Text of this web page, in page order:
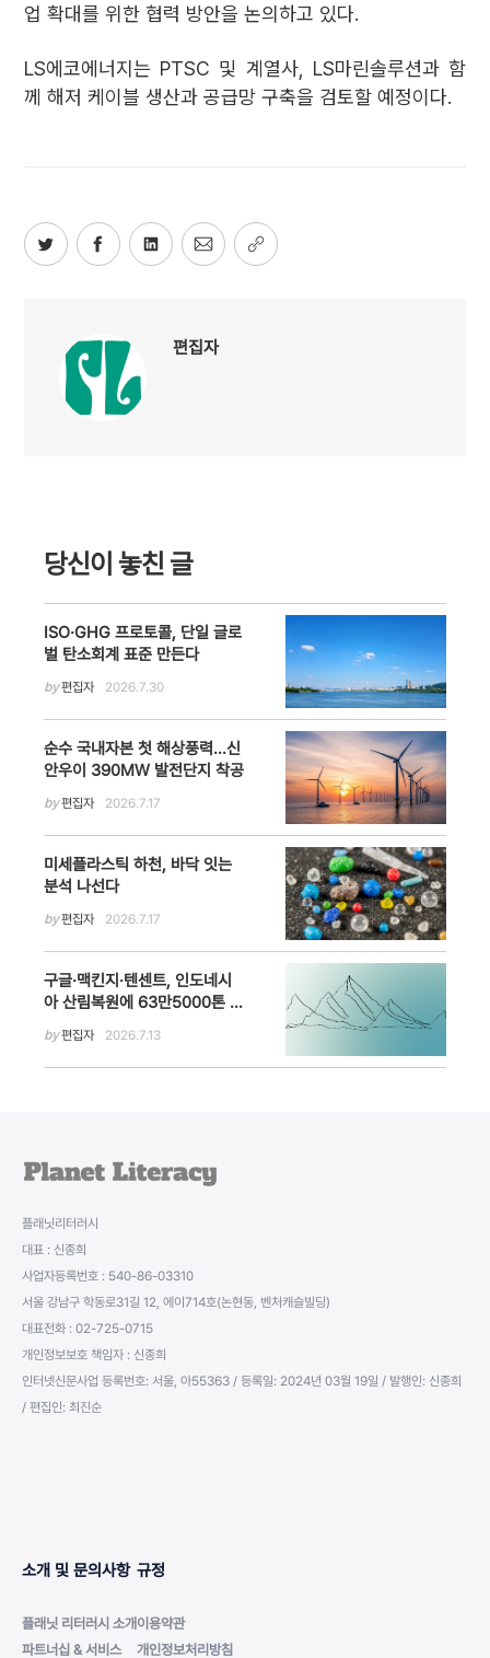
업 확대를 위한 협력 방안을 논의하고 있다.
LS에코에너지는 PTSC 및 계열사, LS마린솔루션과 함
께 해저 케이블 생산과 공급망 구축을 검토할 예정이다.
편집자
당신이 놓친 글
ISO·GHG 프로토콜, 단일 글로
벌 탄소회계 표준 만든다
by편집자 2026.7.30
순수 국내자본 첫 해상풍력…신
안우이 390MW 발전단지 착공
by편집자 2026.7.17
미세플라스틱 하천, 바닥 잇는
분석 나선다
by편집자 2026.7.17
구글·맥킨지·텐센트, 인도네시
아 산림복원에 63만5000톤 탄
소제거 선구매…자연기반 탄소
시장 확대
by편집자 2026.7.13
플래닛리터러시
대표 : 신종희
사업자등록번호 : 540-86-03310
서울 강남구 학동로31길 12, 에이714호(논현동, 벤처캐슬빌딩)
대표전화 : 02-725-0715
개인정보보호 책임자 : 신종희
인터넷신문사업 등록번호: 서울, 아55363 / 등록일: 2024년 03월 19일 / 발행인: 신종희
/ 편집인: 최진순
소개 및 문의사항
플래닛 리터러시 소개
파트너십 & 서비스
규정
이용약관
개인정보처리방침